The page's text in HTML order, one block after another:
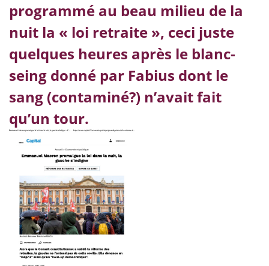
programmé au beau milieu de la
nuit la « loi retraite », ceci juste
quelques heures après le blanc-
seing donné par Fabius dont le
sang (contaminé?) n’avait fait
qu’un tour.